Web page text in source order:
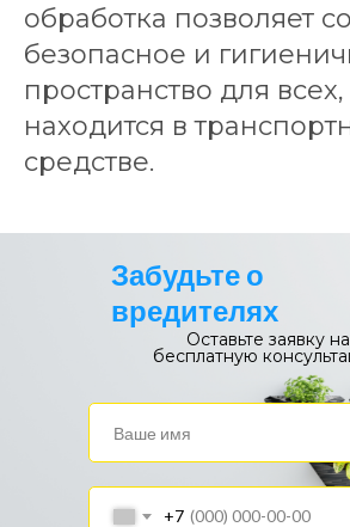
обработка позволяет
безопасное и
пространство для всех,
находится в
средстве.
Забудьте о
вредителях
Оставьте заявку на
бесплатную
+7